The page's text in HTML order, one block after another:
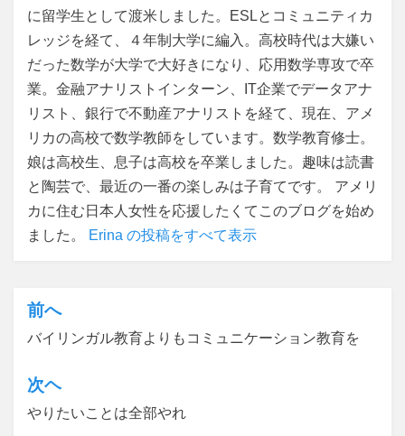
に留学生として渡米しました。ESLとコミュニティカ
レッジを経て、４年制大学に編入。高校時代は大嫌い
だった数学が大学で大好きになり、応用数学専攻で卒
業。金融アナリストインターン、IT企業でデータアナ
リスト、銀行で不動産アナリストを経て、現在、アメ
リカの高校で数学教師をしています。数学教育修士。
娘は高校生、息子は高校を卒業しました。趣味は読書
と陶芸で、最近の一番の楽しみは子育てです。 アメリ
カに住む日本人女性を応援したくてこのブログを始め
ました。
Erina の投稿をすべて表示
投
稿
ナ
ビ
前へ
バイリンガル教育よりもコミュニケーション教育を
次ヘ
やりたいことは全部やれ